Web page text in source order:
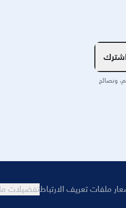
ونصائح
ملفات تعريف الارتباطتفضيلات